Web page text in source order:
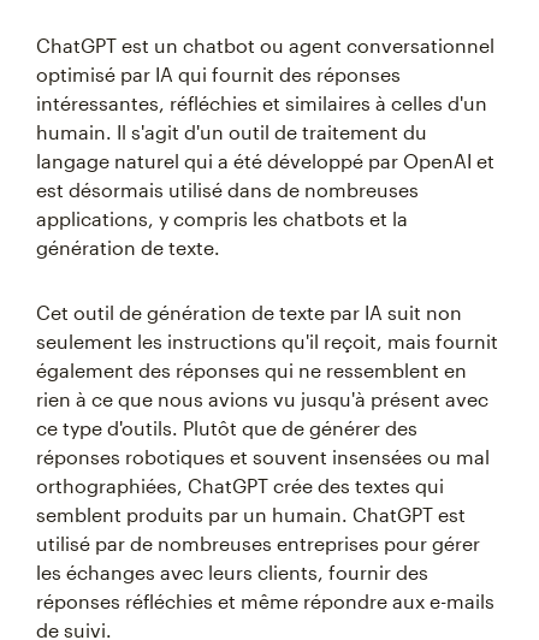
ChatGPT est un chatbot ou agent conversationnel
optimisé par IA qui fournit des réponses
intéressantes, réfléchies et similaires à celles d'un
humain. Il s'agit d'un outil de traitement du
langage naturel qui a été développé par OpenAI et
est désormais utilisé dans de nombreuses
applications, y compris les chatbots et la
génération de texte.
Cet outil de génération de texte par IA suit non
seulement les instructions qu'il reçoit, mais fournit
également des réponses qui ne ressemblent en
rien à ce que nous avions vu jusqu'à présent avec
ce type d'outils. Plutôt que de générer des
réponses robotiques et souvent insensées ou mal
orthographiées, ChatGPT crée des textes qui
semblent produits par un humain. ChatGPT est
utilisé par de nombreuses entreprises pour gérer
les échanges avec leurs clients, fournir des
réponses réfléchies et même répondre aux e-mails
de suivi.